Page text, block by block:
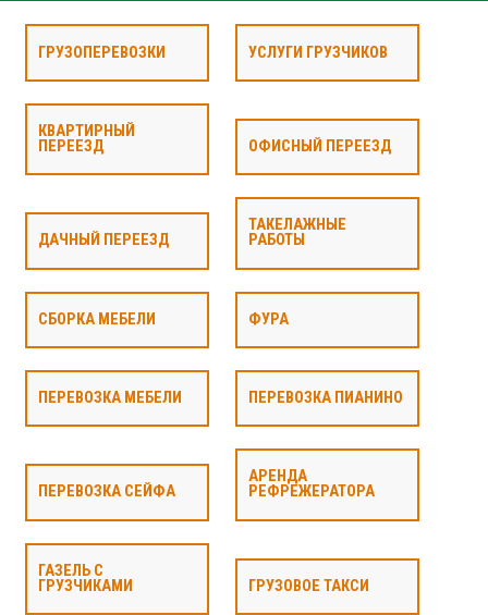
ГРУЗОПЕРЕВОЗКИ УСЛУГИ ГРУЗЧИКОВ
КВАРТИРНЫЙ
ПЕРЕЕЗД
ОФИСНЫЙ ПЕРЕЕЗД
ДАЧНЫЙ ПЕРЕЕЗД
ТАКЕЛАЖНЫЕ
РАБОТЫ
СБОРКА МЕБЕЛИ ФУРА
ПЕРЕВОЗКА МЕБЕЛИ ПЕРЕВОЗКА ПИАНИНО
ПЕРЕВОЗКА СЕЙФА
АРЕНДА
РЕФРЕЖЕРАТОРА
ГАЗЕЛЬ С
ГРУЗЧИКАМИ
ГРУЗОВОЕ ТАКСИ